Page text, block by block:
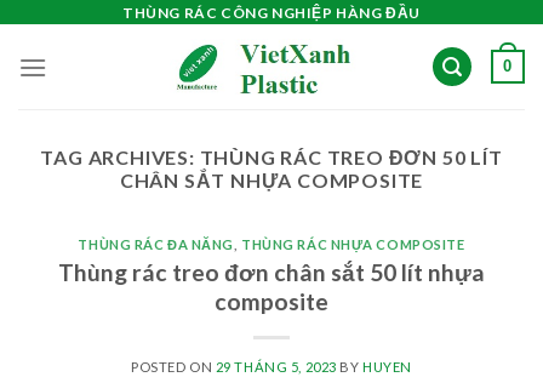
content
THÙNG RÁC CÔNG NGHIỆP HÀNG ĐẦU
0
TAG ARCHIVES: THÙNG RÁC TREO ĐƠN 50 LÍT
CHÂN SẮT NHỰA COMPOSITE
THÙNG RÁC ĐA NĂNG THÙNG RÁC NHỰA COMPOSITE
Thùng rác treo đơn chân sắt 50 lít nhựa
composite
POSTED ON 29 THÁNG 5, 2023 BY HUYEN